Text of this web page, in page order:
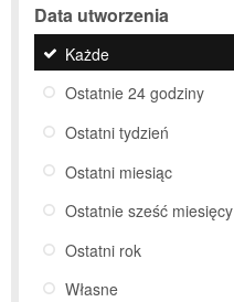
Data utworzenia
Każde
Ostatnie 24 godziny
Ostatni tydzień
Ostatni miesiąc
Ostatnie sześć miesięcy
Ostatni rok
Własne